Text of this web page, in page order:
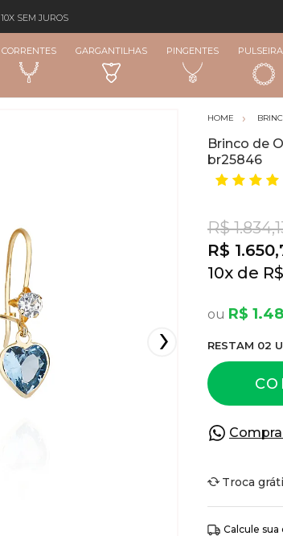
10X SEM JUROS
CORRENTES GARGANTILHAS PINGENTES
Brinco de
br25846
R$
R$
10x
R$
RESTAM 02
Troca
Calcule